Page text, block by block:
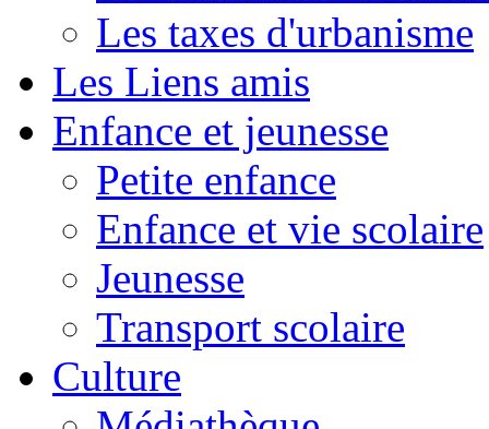
Les taxes d'urbanisme
Les Liens amis
Enfance et jeunesse
Petite enfance
Enfance et vie scolaire
Jeunesse
Transport scolaire
Culture